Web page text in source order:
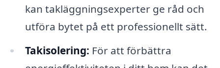
kan takläggningsexperter ge råd och
utföra bytet på ett professionellt sätt.
Takisolering: För att förbättra